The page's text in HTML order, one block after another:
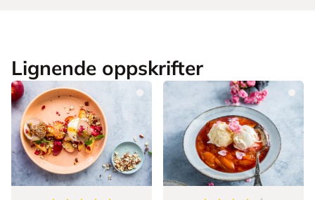
Lignende oppskrifter